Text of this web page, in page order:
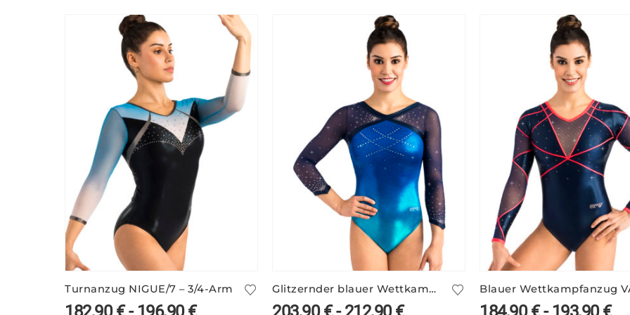
Turnanzug NIGUE/7 – 3/4-Arm Glitzernder blauer Wettkampf Anzug ELSY/3